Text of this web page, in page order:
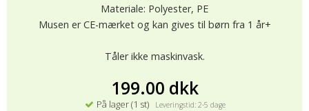
Materiale: Polyester, PE
Musen er CE-mærket og kan gives til børn fra 1 år+
Tåler ikke maskinvask.
199.00 dkk
På lager (1 st) Leveringstid: 2-5 dage